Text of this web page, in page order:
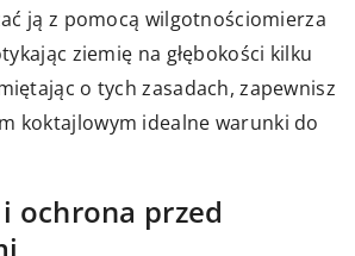
ją z pomocą wilgotnościomierza
ziemię na głębokości kilku
o tych zasadach, zapewnisz
koktajlowym idealne warunki do
ochrona przed